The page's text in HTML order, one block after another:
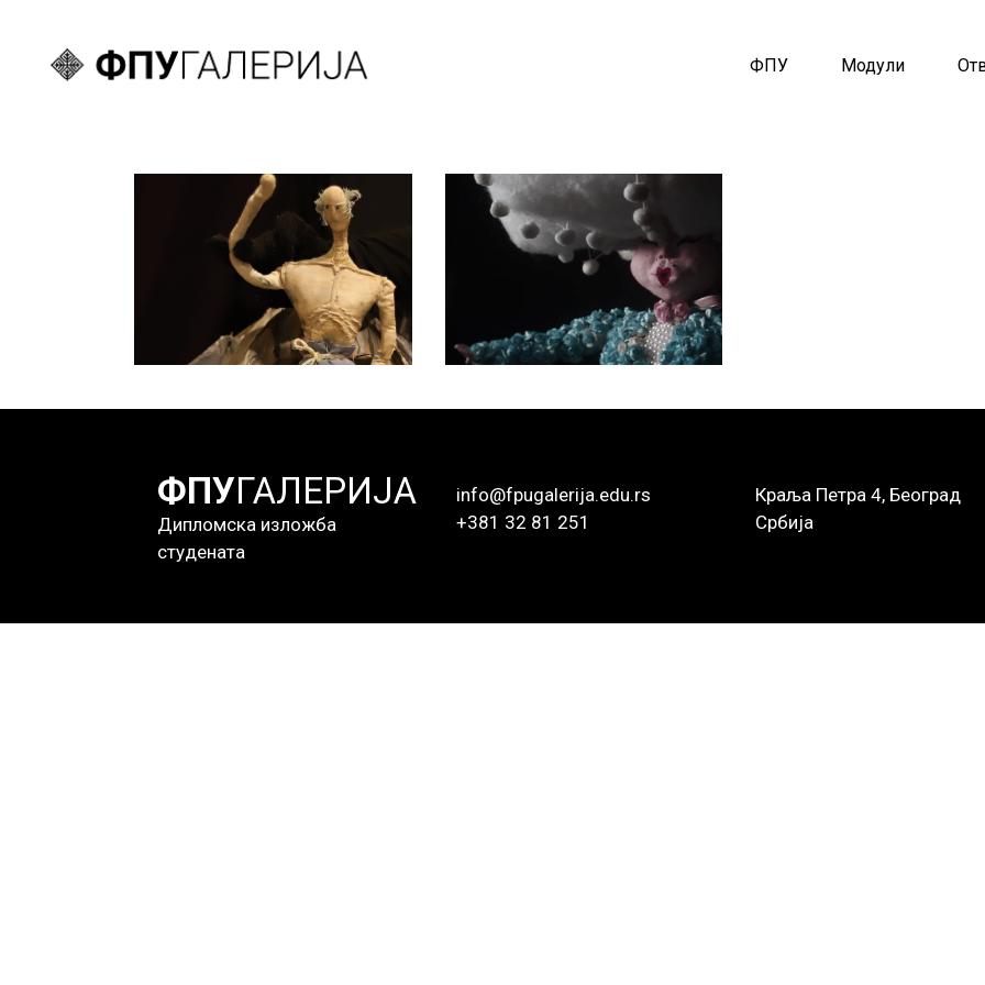
ФПУ Модули
Јована Матић
Луткарство 2019/20
Милица
Милутиновић
Луткарство 2019/20
ФПУГАЛЕРИЈА
Дипломска изложба
студената
info@fpugalerija.edu.rs
+381 32 81 251
Краља Петра 4, Београд
Србија